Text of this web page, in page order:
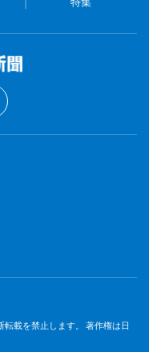
載を禁止します。 著作権は日